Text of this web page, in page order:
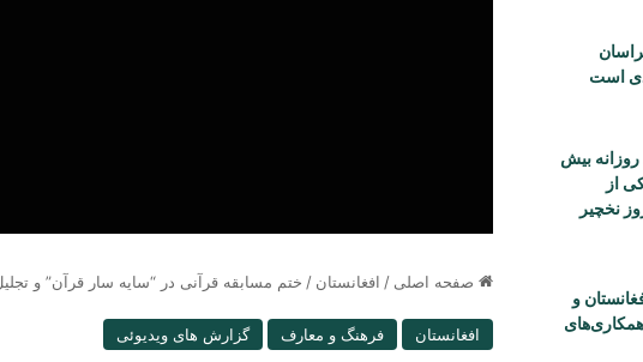
صفحه اصلی / افغانستان / ختم مسابقه قرآنی در “سایه سار قرآن” و
افغانستان فرهنگ و معارف گزارش های ویدیوئی
است
بیش
از
نخچیر
و